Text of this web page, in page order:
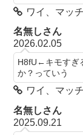
ワイ、マッ
名無しさん
2026.02.05
H8fU←キモすぎ
か？っていう
ワイ、マッ
名無しさん
2025.09.21